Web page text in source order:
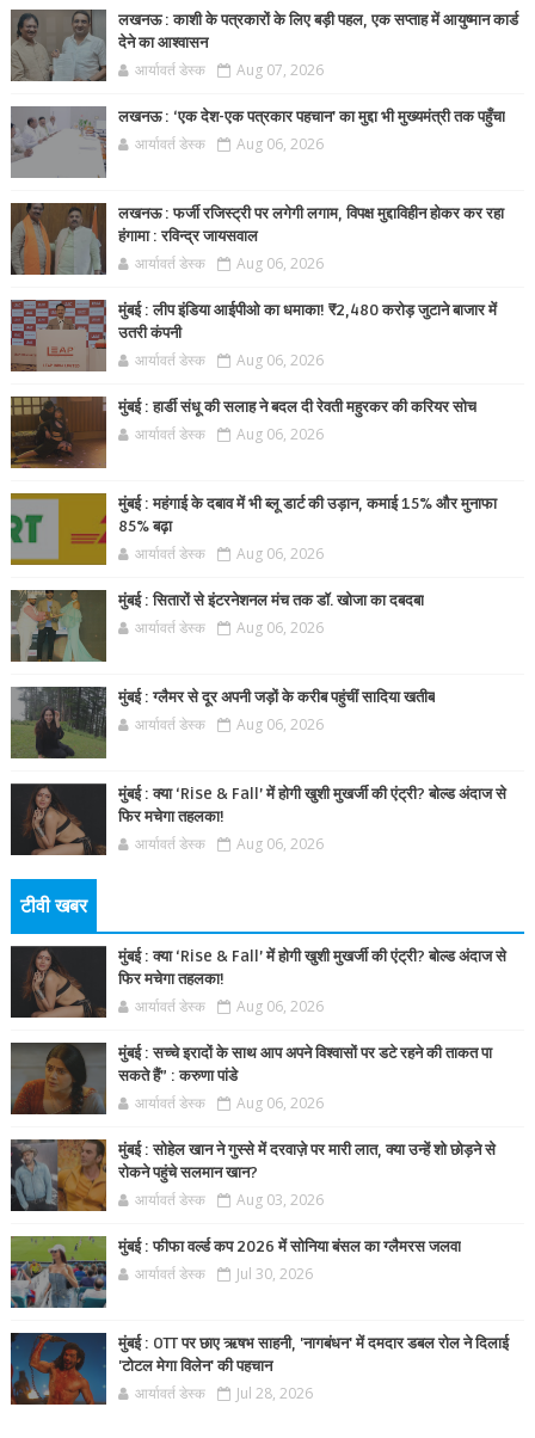
लखनऊ : काशी के पत्रकारों के लिए बड़ी पहल, एक सप्ताह में आयुष्मान कार्ड
देने का आश्वासन
आर्यावर्त डेस्क Aug 07, 2026
लखनऊ : ‘एक देश-एक पत्रकार पहचान’ का मुद्दा भी मुख्यमंत्री तक पहुँचा
आर्यावर्त डेस्क Aug 06, 2026
लखनऊ : फर्जी रजिस्ट्री पर लगेगी लगाम, विपक्ष मुद्दाविहीन होकर कर रहा
हंगामा : रविन्द्र जायसवाल
आर्यावर्त डेस्क Aug 06, 2026
मुंबई : लीप इंडिया आईपीओ का धमाका! ₹2,480 करोड़ जुटाने बाजार में
उतरी कंपनी
आर्यावर्त डेस्क Aug 06, 2026
मुंबई : हार्डी संधू की सलाह ने बदल दी रेवती महुरकर की करियर सोच
आर्यावर्त डेस्क Aug 06, 2026
मुंबई : महंगाई के दबाव में भी ब्लू डार्ट की उड़ान, कमाई 15% और मुनाफा
85% बढ़ा
आर्यावर्त डेस्क Aug 06, 2026
मुंबई : सितारों से इंटरनेशनल मंच तक डॉ. खोजा का दबदबा
आर्यावर्त डेस्क Aug 06, 2026
मुंबई : ग्लैमर से दूर अपनी जड़ों के करीब पहुंचीं सादिया खतीब
आर्यावर्त डेस्क Aug 06, 2026
मुंबई : क्या ‘Rise & Fall’ में होगी खुशी मुखर्जी की एंट्री? बोल्ड अंदाज से
फिर मचेगा तहलका!
आर्यावर्त डेस्क Aug 06, 2026
टीवी खबर
मुंबई : क्या ‘Rise & Fall’ में होगी खुशी मुखर्जी की एंट्री? बोल्ड अंदाज से
फिर मचेगा तहलका!
आर्यावर्त डेस्क Aug 06, 2026
मुंबई : सच्चे इरादों के साथ आप अपने विश्वासों पर डटे रहने की ताकत पा
सकते हैं” : करुणा पांडे
आर्यावर्त डेस्क Aug 06, 2026
मुंबई : सोहेल खान ने गुस्से में दरवाज़े पर मारी लात, क्या उन्हें शो छोड़ने से
रोकने पहुंचे सलमान खान?
आर्यावर्त डेस्क Aug 03, 2026
मुंबई : फीफा वर्ल्ड कप 2026 में सोनिया बंसल का ग्लैमरस जलवा
आर्यावर्त डेस्क Jul 30, 2026
मुंबई : OTT पर छाए ऋषभ साहनी, 'नागबंधन' में दमदार डबल रोल ने दिलाई
'टोटल मेगा विलेन' की पहचान
आर्यावर्त डेस्क Jul 28, 2026